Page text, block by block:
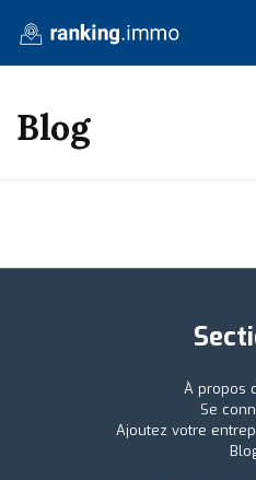
Blog
À propos
Se
Ajoutez votre